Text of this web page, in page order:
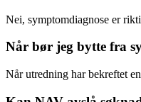
Nei, symptomdiagnose er
Når bør jeg bytte fra
Når utredning har bekreftet